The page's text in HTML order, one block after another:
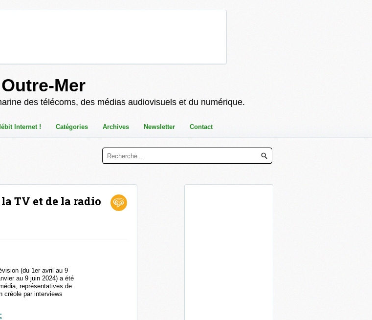
Mer
des télécoms, des médias audiovisuels et du numérique.
Internet ! Catégories Archives Newsletter Contact
TV et de la radio
(du 1er avril au 9
au 9 juin 2024) a été
représentatives de
créole par interviews